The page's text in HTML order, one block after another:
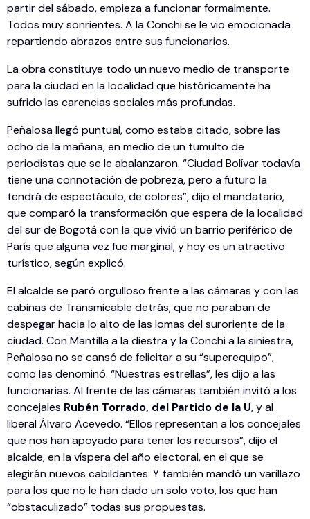
partir del sábado, empieza a funcionar formalmente.
Todos muy sonrientes. A la Conchi se le vio emocionada
repartiendo abrazos entre sus funcionarios.
La obra constituye todo un nuevo medio de transporte
para la ciudad en la localidad que históricamente ha
sufrido las carencias sociales más profundas.
Peñalosa llegó puntual, como estaba citado, sobre las
ocho de la mañana, en medio de un tumulto de
periodistas que se le abalanzaron. “Ciudad Bolívar todavía
tiene una connotación de pobreza, pero a futuro la
tendrá de espectáculo, de colores”, dijo el mandatario,
que comparó la transformación que espera de la localidad
del sur de Bogotá con la que vivió un barrio periférico de
París que alguna vez fue marginal, y hoy es un atractivo
turístico, según explicó.
El alcalde se paró orgulloso frente a las cámaras y con las
cabinas de Transmicable detrás, que no paraban de
despegar hacia lo alto de las lomas del suroriente de la
ciudad. Con Mantilla a la diestra y la Conchi a la siniestra,
Peñalosa no se cansó de felicitar a su “superequipo”,
como las denominó. “Nuestras estrellas”, les dijo a las
funcionarias. Al frente de las cámaras también invitó a los
concejales Rubén Torrado, del Partido de la U, y al
liberal Álvaro Acevedo. “Ellos representan a los concejales
que nos han apoyado para tener los recursos”, dijo el
alcalde, en la víspera del año electoral, en el que se
elegirán nuevos cabildantes. Y también mandó un varillazo
para los que no le han dado un solo voto, los que han
“obstaculizado” todas sus propuestas.